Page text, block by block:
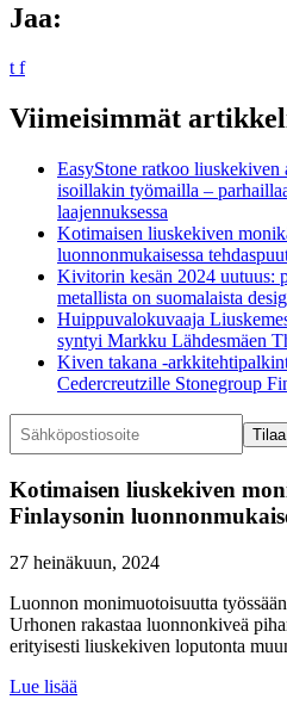
Jaa:
t f
Viimeisimmät
EasyStone ratkoo liuskekiven
isoillakin työmailla –
laajennuksessa
Kotimaisen liuskekiven
luonnonmukaisessa
Kivitorin kesän 2024 uutuus:
metallista on suomalaista
Huippuvalokuvaaja
syntyi Markku Lähdesmäen
Kiven takana -
Cedercreutzille Stonegroup
Kotimaisen liuskekiven
Finlaysonin
27 heinäkuun, 2024
Luonnon monimuotoisuutta
Urhonen rakastaa luonnonkiveä
erityisesti liuskekiven loputonta
Lue lisää